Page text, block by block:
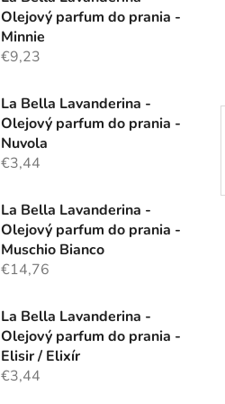
Olejový parfum do prania -
Minnie
€9,23
La Bella Lavanderina -
Olejový parfum do prania -
Nuvola
€3,44
La Bella Lavanderina -
Olejový parfum do prania -
Muschio Bianco
€14,76
La Bella Lavanderina -
Olejový parfum do prania -
Elisir / Elixír
€3,44